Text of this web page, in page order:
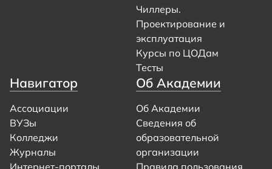
Чиллеры.
Проектирование и
эксплуатация
Курсы по ЦОДам
Тесты
Навигатор
Ассоциации
ВУЗы
Колледжи
Журналы
Об Академии
Об Академии
Сведения об
образовательной
организации